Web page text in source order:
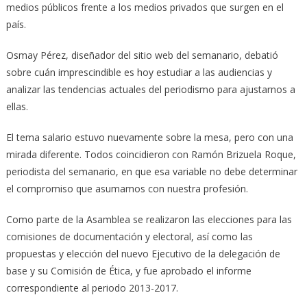
medios públicos frente a los medios privados que surgen en el
país.
Osmay Pérez, diseñador del sitio web del semanario, debatió
sobre cuán imprescindible es hoy estudiar a las audiencias y
analizar las tendencias actuales del periodismo para ajustarnos a
ellas.
El tema salario estuvo nuevamente sobre la mesa, pero con una
mirada diferente. Todos coincidieron con Ramón Brizuela Roque,
periodista del semanario, en que esa variable no debe determinar
el compromiso que asumamos con nuestra profesión.
Como parte de la Asamblea se realizaron las elecciones para las
comisiones de documentación y electoral, así como las
propuestas y elección del nuevo Ejecutivo de la delegación de
base y su Comisión de Ética, y fue aprobado el informe
correspondiente al periodo 2013-2017.